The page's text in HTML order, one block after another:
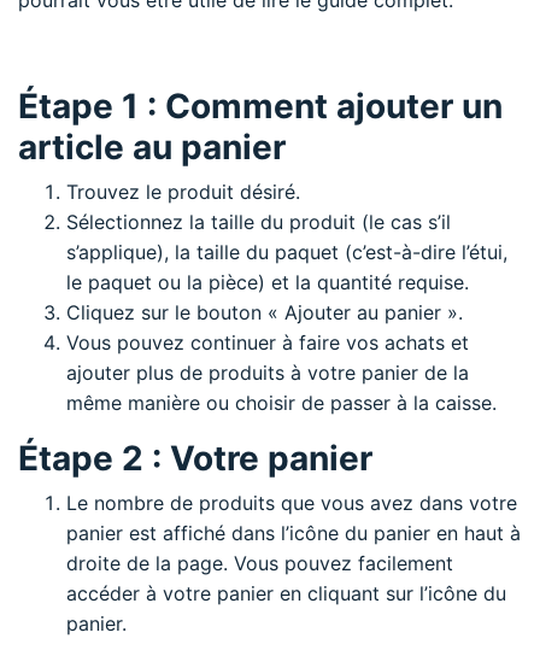
Étape 1 : Comment ajouter un
article au panier
Trouvez le produit désiré.
Sélectionnez la taille du produit (le cas s’il
s’applique), la taille du paquet (c’est-à-dire l’étui,
le paquet ou la pièce) et la quantité requise.
Cliquez sur le bouton « Ajouter au panier ».
Vous pouvez continuer à faire vos achats et
ajouter plus de produits à votre panier de la
même manière ou choisir de passer à la caisse.
Étape 2 : Votre panier
Le nombre de produits que vous avez dans votre
panier est affiché dans l’icône du panier en haut à
droite de la page. Vous pouvez facilement
accéder à votre panier en cliquant sur l’icône du
panier.